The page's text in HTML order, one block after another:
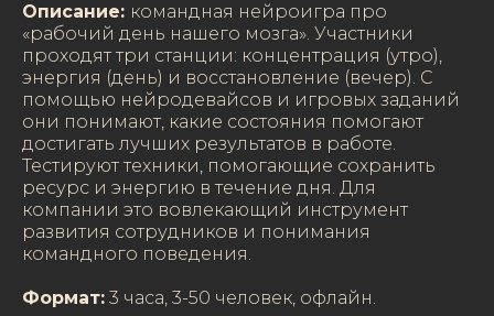
Описание: командная нейроигра про
«рабочий день нашего мозга». Участники
проходят три станции: концентрация (утро),
энергия (день) и восстановление (вечер). С
помощью нейродевайсов и игровых заданий
они понимают, какие состояния помогают
достигать лучших результатов в работе.
Тестируют техники, помогающие сохранить
ресурс и энергию в течение дня. Для
компании это вовлекающий инструмент
развития сотрудников и понимания
командного поведения.
Формат: 3 часа, 3-50 человек, офлайн.